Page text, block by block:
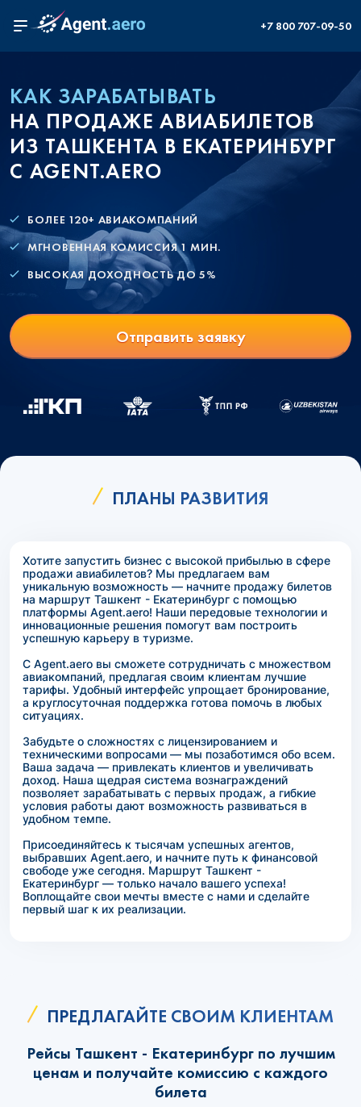
+7 800 707-09-50
КАК ЗАРАБАТЫВАТЬ
НА ПРОДАЖЕ АВИАБИЛЕТОВ
ИЗ ТАШКЕНТА В ЕКАТЕРИНБУРГ
С AGENT.AERO
БОЛЕЕ 120+ АВИАКОМПАНИЙ
МГНОВЕННАЯ КОМИССИЯ 1 МИН.
ВЫСОКАЯ ДОХОДНОСТЬ ДО 5%
Отправить заявку
ПЛАНЫ РАЗВИТИЯ
Хотите запустить бизнес с высокой прибылью в сфере
продажи авиабилетов? Мы предлагаем вам
уникальную возможность — начните продажу билетов
на маршрут Ташкент - Екатеринбург с помощью
платформы Agent.aero! Наши передовые технологии и
инновационные решения помогут вам построить
успешную карьеру в туризме.
С Agent.aero вы сможете сотрудничать с множеством
авиакомпаний, предлагая своим клиентам лучшие
тарифы. Удобный интерфейс упрощает бронирование,
а круглосуточная поддержка готова помочь в любых
ситуациях.
Забудьте о сложностях с лицензированием и
техническими вопросами — мы позаботимся обо всем.
Ваша задача — привлекать клиентов и увеличивать
доход. Наша щедрая система вознаграждений
позволяет зарабатывать с первых продаж, а гибкие
условия работы дают возможность развиваться в
удобном темпе.
Присоединяйтесь к тысячам успешных агентов,
выбравших Agent.aero, и начните путь к финансовой
свободе уже сегодня. Маршрут Ташкент -
Екатеринбург — только начало вашего успеха!
Воплощайте свои мечты вместе с нами и сделайте
первый шаг к их реализации.
ПРЕДЛАГАЙТЕ СВОИМ КЛИЕНТАМ
Рейсы Ташкент - Екатеринбург по лучшим
ценам и получайте комиссию с каждого
билета